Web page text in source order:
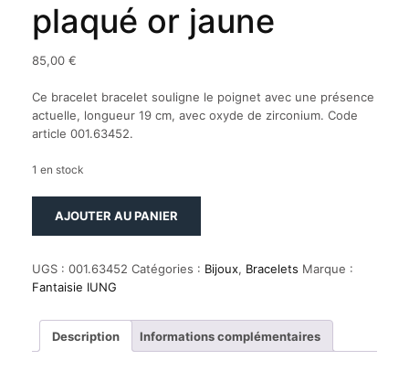
plaqué or jaune
85,00 €
Ce bracelet bracelet souligne le poignet avec une présence
actuelle, longueur 19 cm, avec oxyde de zirconium. Code
article 001.63452.
1 en stock
3m14k
46
zirconium
AJOUTER AU PANIER
UGS : 001.63452 Catégories : Bijoux, Bracelets Marque :
Fantaisie IUNG
Description Informations complémentaires